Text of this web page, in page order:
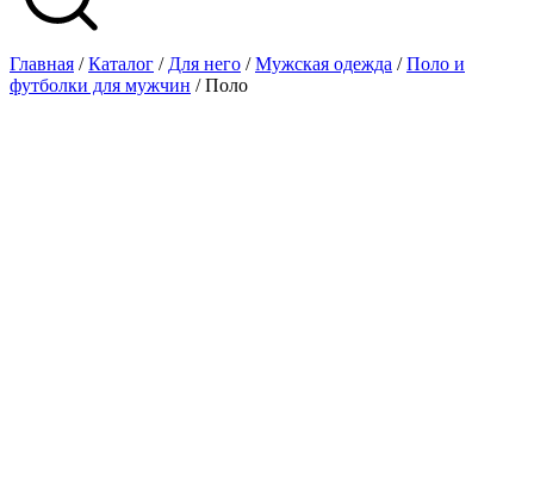
Главная /Каталог / Для него /Мужская одежда /Поло и
футболки для мужчин / Поло